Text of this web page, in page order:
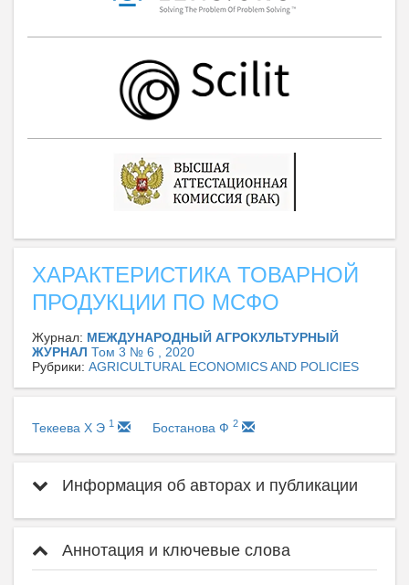
ХАРАКТЕРИСТИКА ТОВАРНОЙ
ПРОДУКЦИИ ПО МСФО
Журнал: МЕЖДУНАРОДНЫЙ АГРОКУЛЬТУРНЫЙ
ЖУРНАЛ Том 3 № 6 , 2020
Рубрики: AGRICULTURAL ECONOMICS AND POLICIES
Текеева Х Э 1 Бостанова Ф 2
Информация об авторах и публикации
Аннотация и ключевые слова